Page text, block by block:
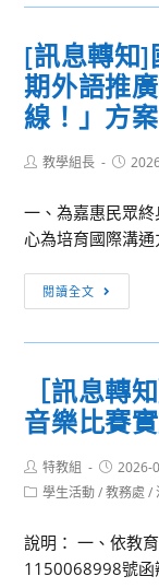
將
舉
辦
線
上
明
請
有
興
長
學
生
踴
躍
名
參
115
學
年
度
全
學
生
賽
施
要
[訊息轉知]
期外語推
線！」方案
Post教學組長
Post
一、為嘉惠民眾
心為培育國際溝
閱讀全文
息
轉
國
立
華
大
語
文
［訊息轉
音樂比賽實
Post
author:
特教組
Post2026-
Post學生活動 / 教務處 /
說明： 一、依教
1150068998號函